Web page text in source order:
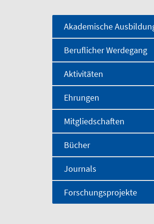
Akademische
Beruflicher Werdegang
Aktivitäten
Ehrungen
Mitgliedschaften
Bücher
Journals
Forschungsprojekte